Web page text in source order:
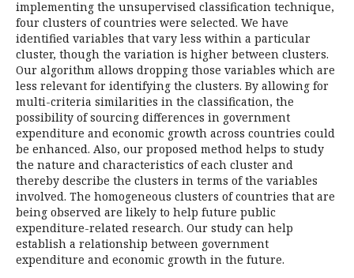
implementing the unsupervised classification technique,
four clusters of countries were selected. We have
identified variables that vary less within a particular
cluster, though the variation is higher between clusters.
Our algorithm allows dropping those variables which are
less relevant for identifying the clusters. By allowing for
multi-criteria simi­larities in the classification, the
possibility of sourcing differences in government
expenditure and economic growth across countries could
be enhanced. Also, our proposed method helps to study
the nature and characteristics of each cluster and
thereby describe the clusters in terms of the variables
involved. The homo­geneous clusters of countries that are
being observed are likely to help future public
expenditure-related research. Our study can help
establish a relationship between govern­ment
expenditure and economic growth in the future.